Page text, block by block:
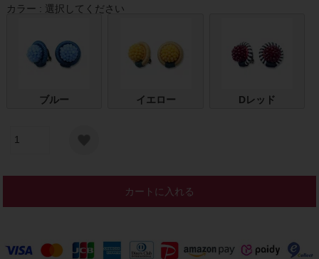
カラー 選択してください
ブルー イエロー Dレッド
カートに入れる